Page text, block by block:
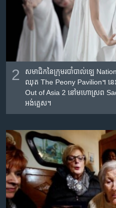
2
សមាជិក​នៃ​ក្រុម​របាំ​បាល់ឡេ
ឈុត The Peony Pavilion។ ​នេ
Out of Asia 2 នៅ​មហោស្រព
អង់គ្លេស។